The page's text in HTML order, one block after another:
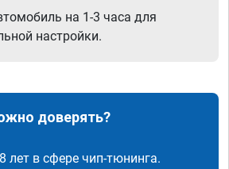
на 1-3 часа для
настройки.
доверять?
лет в сфере чип-тюнинга.